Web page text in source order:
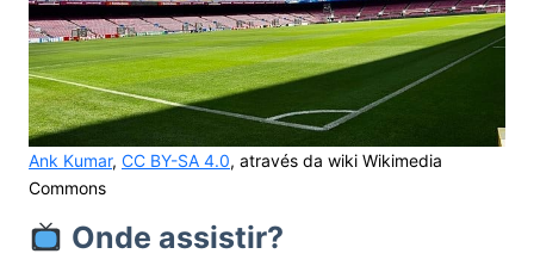
Ank Kumar, CC BY-SA 4.0, através da wiki Wikimedia
Commons
Onde assistir?